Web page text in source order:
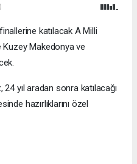
katılacak A Milli
Kuzey Makedonya ve
yıl aradan sonra katılacağı
hazırlıklarını özel